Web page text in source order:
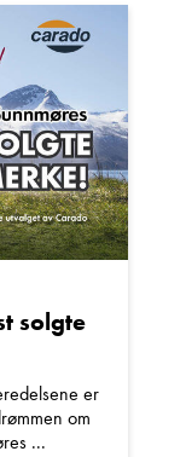
solgte
er
om
...